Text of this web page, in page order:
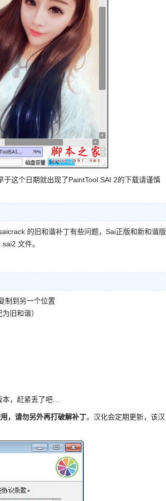
这个日期就出现了PaintTool SAI 2的下载请谨慎
的旧和谐补丁有些问题，Sai正版和新和谐版
文件。
制到另一个位置
旧和谐）
，赶紧丢了吧…
，请勿另外再打破解补丁。汉化会定期更新，该汉